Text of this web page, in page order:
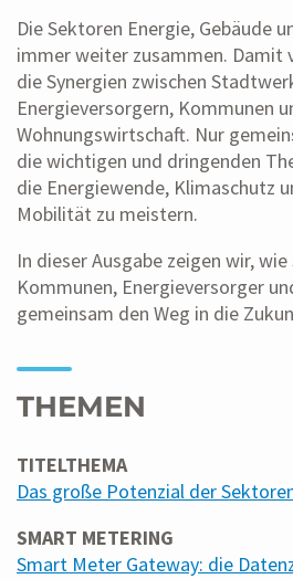
Die Sektoren Energie, Gebäude
immer weiter zusammen. Damit
die Synergien zwischen
Energieversorgern, Kommunen
Wohnungswirtschaft. Nur
die wichtigen und dringenden
die Energiewende, Klimaschutz
Mobilität zu meistern.
In dieser Ausgabe zeigen wir,
Kommunen, Energieversorger
gemeinsam den Weg in die
THEMEN
TITELTHEMA
Das große Potenzial der
SMART METERING
Smart Meter Gateway: die